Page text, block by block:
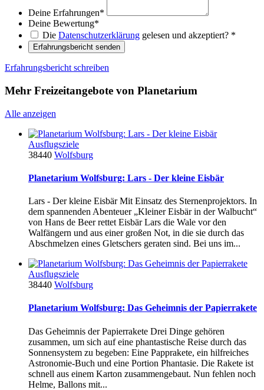
Deine Erfahrungen*
Deine Bewertung*
Die Datenschutzerklärung gelesen und akzeptiert? *
Erfahrungsbericht senden
Erfahrungsbericht schreiben
Mehr Freizeitangebote von Planetarium
Alle anzeigen
Ausflugsziele
38440 Wolfsburg
Planetarium Wolfsburg: Lars - Der kleine Eisbär
Lars - Der kleine Eisbär Mit Einsatz des Sternenprojektors. In
dem spannenden Abenteuer „Kleiner Eisbär in der Walbucht“
von Hans de Beer rettet Eisbär Lars die Wale vor den
Walfängern und aus einer großen Not, in die sie durch das
Abschmelzen eines Gletschers geraten sind. Bei uns im...
Ausflugsziele
38440 Wolfsburg
Planetarium Wolfsburg: Das Geheimnis der Papierrakete
Das Geheimnis der Papierrakete Drei Dinge gehören
zusammen, um sich auf eine phantastische Reise durch das
Sonnensystem zu begeben: Eine Papprakete, ein hilfreiches
Astronomie-Buch und eine Portion Phantasie. Die Rakete ist
schnell aus einem Karton zusammengebaut. Nun fehlen noch
Helme, Ballons mit...